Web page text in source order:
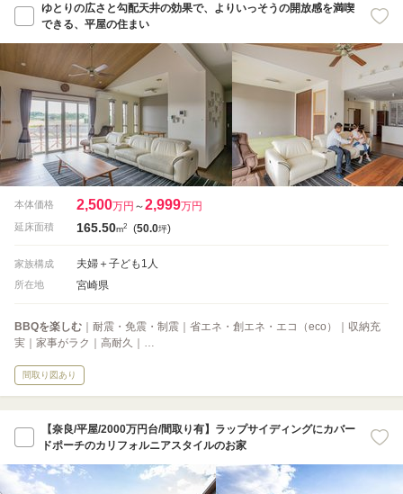
ゆとりの広さと勾配天井の効果で、よりいっそうの開放感を満喫
できる、平屋の住まい
本体価格 2,500万円 ～2,999万円
延床面積 165.50m2 (50.0坪)
家族構成 夫婦＋子ども1人
所在地 宮崎県
BBQを楽しむ ｜耐震・免震・制震｜省エネ・創エネ・エコ（eco）｜収納充
実｜家事がラク｜高耐久｜…
間取り図あり
【奈良/平屋/2000万円台/間取り有】ラップサイディングにカバー
ドポーチのカリフォルニアスタイルのお家